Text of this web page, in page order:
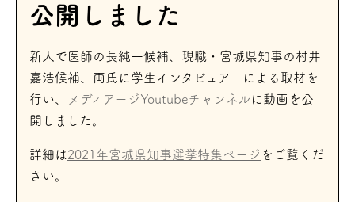
公開しました
新人で医師の長純一候補、現職・宮城県知事の村井
嘉浩候補、両氏に学生インタビュアーによる取材を
行い、
メディアージYoutubeチャンネル に動画を公
開しました。
詳細は2021年宮城県知事選挙特集ページ をご覧くだ
さい。